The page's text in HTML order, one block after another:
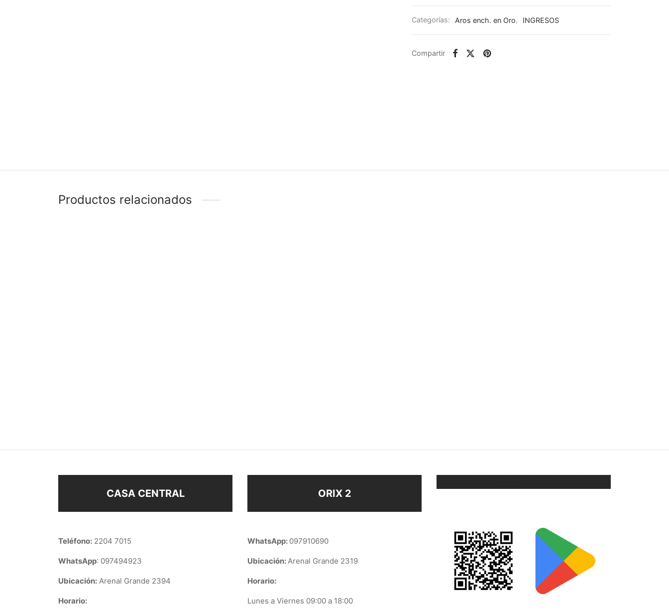
Categorías: Aros ench. en Oro, INGRESOS
Compartir
Productos relacionados
CASA CENTRAL
Teléfono: 2204 7015
WhatsApp: 097494923
Ubicación: Arenal Grande 2394
Horario:
ORIX 2
WhatsApp: 097910690
Ubicación:Arenal Grande 2319
Horario:
Lunes a Viernes 09:00 a 18:00